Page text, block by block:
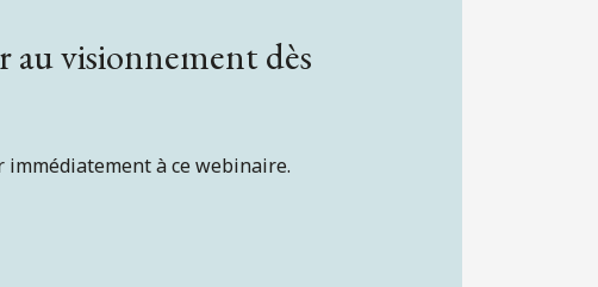
au visionnement dès
à ce webinaire.